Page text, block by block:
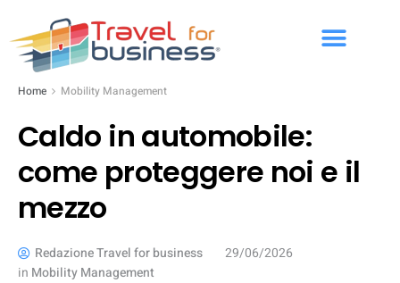
Home Mobility Management
Caldo in automobile:
come proteggere noi e il
mezzo
Redazione Travel for business
29/06/2026
in Mobility Management